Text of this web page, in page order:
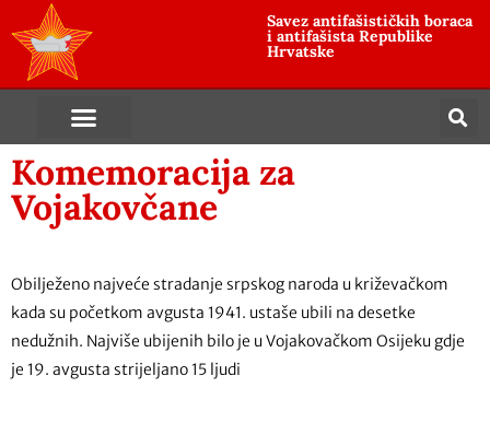
Savez antifašističkih boraca
i antifašista Republike
Hrvatske
Komemoracija za
Vojakovčane
Obilježeno najveće stradanje srpskog naroda u križevačkom
kada su početkom avgusta 1941. ustaše ubili na desetke
nedužnih. Najviše ubijenih bilo je u Vojakovačkom Osijeku gdje
je 19. avgusta strijeljano 15 ljudi